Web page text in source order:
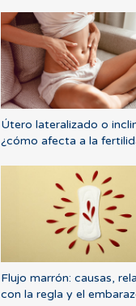
Útero lateralizado o
¿cómo afecta a la
Flujo marrón: causas,
con la regla y el